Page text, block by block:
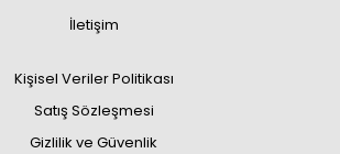
İletişim
Kişisel Veriler Politikası
Satış Sözleşmesi
Gizlilik ve Güvenlik